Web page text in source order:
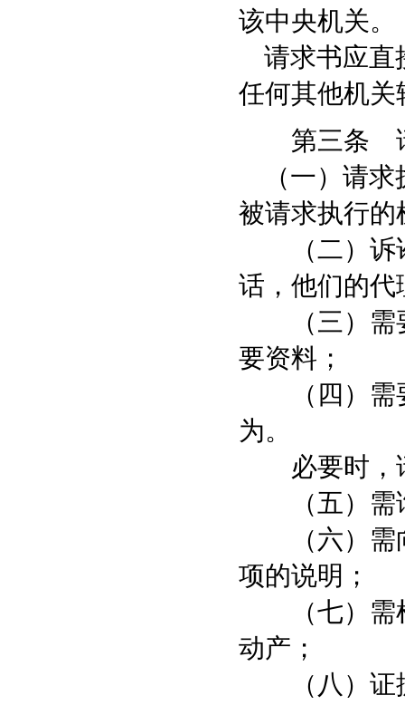
该中央机关。
请求书应直
任何其他机关
第三条 请
（一）请求
被请求执行的
（二）诉讼
话，他们的代
（三）需要
要资料；
（四）需要
为。
必要时，
（五）需
（六）需向
项的说明；
（七）需检
动产；
（八）证据